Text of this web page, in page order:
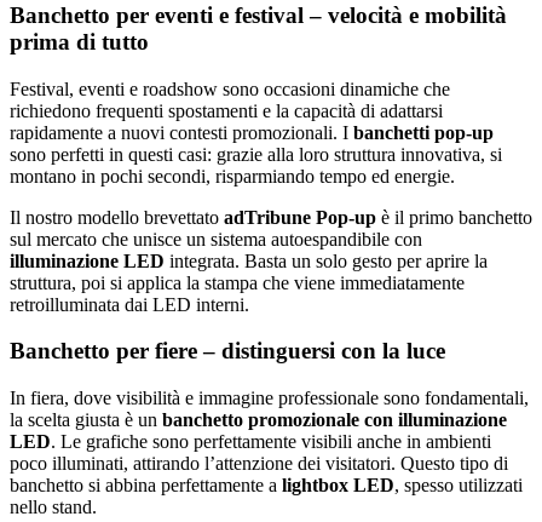
Banchetto per eventi e festival – velocità e mobilità
prima di tutto
Festival, eventi e roadshow sono occasioni dinamiche che
richiedono frequenti spostamenti e la capacità di adattarsi
rapidamente a nuovi contesti promozionali. I banchetti pop-up
sono perfetti in questi casi: grazie alla loro struttura innovativa, si
montano in pochi secondi, risparmiando tempo ed energie.
Il nostro modello brevettato adTribune Pop-up è il primo banchetto
sul mercato che unisce un sistema autoespandibile con
illuminazione LED integrata. Basta un solo gesto per aprire la
struttura, poi si applica la stampa che viene immediatamente
retroilluminata dai LED interni.
Banchetto per fiere – distinguersi con la luce
In fiera, dove visibilità e immagine professionale sono fondamentali,
la scelta giusta è un banchetto promozionale con illuminazione
LED. Le grafiche sono perfettamente visibili anche in ambienti
poco illuminati, attirando l’attenzione dei visitatori. Questo tipo di
banchetto si abbina perfettamente a lightbox LED, spesso utilizzati
nello stand.